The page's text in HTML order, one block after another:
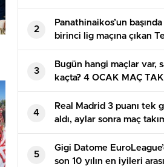
Arda’yı maç sonu
odasına çekti
2
Panathinaikos’un başında
birinci lig maçına çıkan
alandan 2-0’lık
ayrıldı
3
Bugün hangi maçlar var,
kaçta? 4 OCAK MAÇ
Bu akşam maç var mı?
4
Real Madrid 3 puanı tek
aldı, aylar sonra maç
giren Arda tekrar baht
bulamadı
5
Gigi Datome
son 10 yılın en iyileri